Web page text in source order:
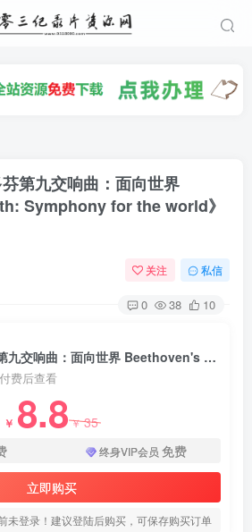
第九交响曲：面向世界
Symphony for the world》
关注 私信
0 38 10
艺术纪录片《贝多芬第九交响曲：面向世界 Beethoven's Ninth: Symphony for the world》下载
费后查看
￥ 8.8￥35
终身VIP会员 免费
立即购买
未登录！建议登陆后购买，可保存购买订单